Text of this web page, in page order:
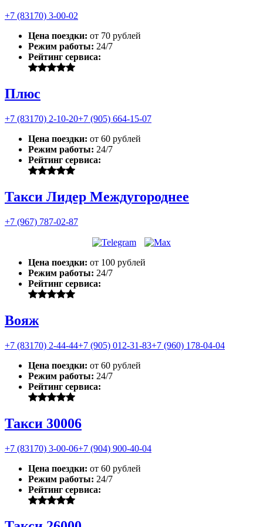
+7 (83170) 3-00-02
Цена поездки: от 70 рублей
Режим работы: 24/7
Рейтинг сервиса:
Плюс
+7 (83170) 2-10-20+7 (905) 664-15-07
Цена поездки: от 60 рублей
Режим работы: 24/7
Рейтинг сервиса:
Такси Лидер Междугороднее
+7 (967) 787-02-87
Цена поездки: от 100 рублей
Режим работы: 24/7
Рейтинг сервиса:
Вояж
+7 (83170) 2-44-44+7 (905) 012-31-83+7 (960) 178-04-04
Цена поездки: от 60 рублей
Режим работы: 24/7
Рейтинг сервиса:
Такси 30006
+7 (83170) 3-00-06+7 (904) 900-40-04
Цена поездки: от 60 рублей
Режим работы: 24/7
Рейтинг сервиса: